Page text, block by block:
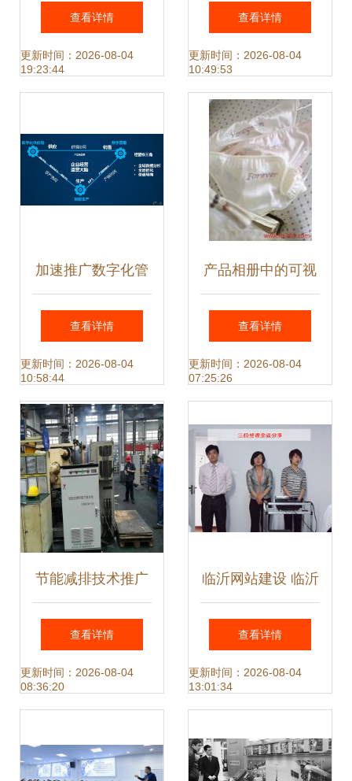
工业鼓励推广应用
的技术和产品目录
助力绿色转型与技
术创新
查看详情
更新时间：2026-08-04
19:23:44
人技能赛在云经管
圆满收官
查看详情
更新时间：2026-08-04
10:49:53
加速推广数字化管
理 赋能工业企业创
新发展的关键路径
查看详情
更新时间：2026-08-04
10:58:44
产品相册中的可视
化叙事 星萍科技远
红外技术推广的视
查看详情
更新时间：2026-08-04
07:25:26
节能减排技术推广
电馈伺服驱动器的
创新应用
查看详情
更新时间：2026-08-04
08:36:20
临沂网站建设 临沂
网络公司 全网优化
推广 产品线上运营
查看详情
更新时间：2026-08-04
13:01:34